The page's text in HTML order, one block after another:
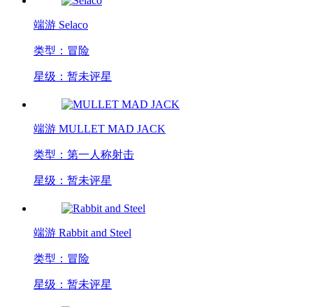
端游 Selaco
类型：冒险
星级：暂未评星
端游 MULLET MAD JACK
类型：第一人称射击
星级：暂未评星
端游 Rabbit and Steel
类型：冒险
星级：暂未评星